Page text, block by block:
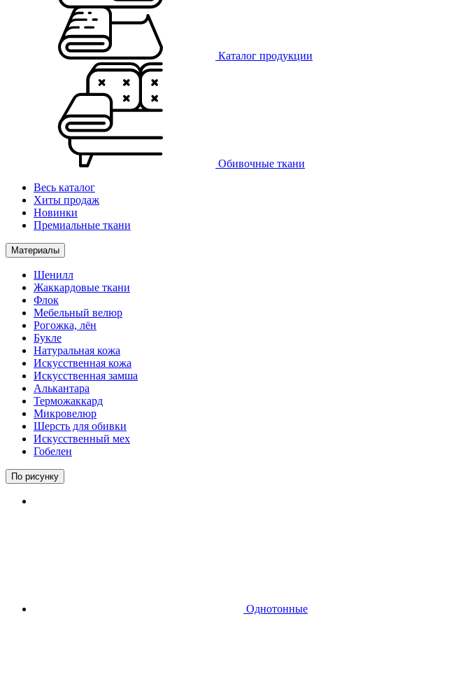
Каталог продукции
Обивочные ткани
Весь каталог
Хиты продаж
Новинки
Премиальные ткани
Материалы
Шенилл
Жаккардовые ткани
Флок
Мебельный велюр
Рогожка, лён
Букле
Натуральная кожа
Искусственная кожа
Искусственная замша
Алькантара
Терможаккард
Микровелюр
Шерсть для обивки
Искусственный мех
Гобелен
По рисунку
Однотонные